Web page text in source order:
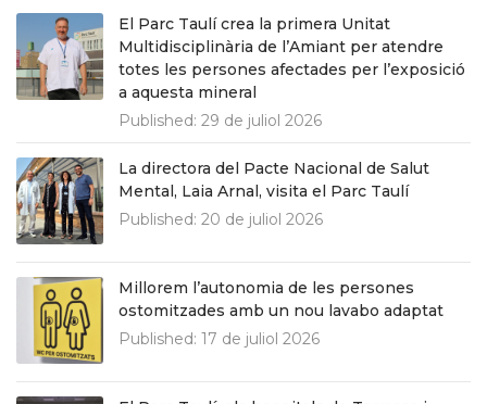
El Parc Taulí crea la primera Unitat
Multidisciplinària de l’Amiant per atendre
totes les persones afectades per l’exposició
a aquesta mineral
Published: 29 de juliol 2026
La directora del Pacte Nacional de Salut
Mental, Laia Arnal, visita el Parc Taulí
Published: 20 de juliol 2026
Millorem l’autonomia de les persones
ostomitzades amb un nou lavabo adaptat
Published: 17 de juliol 2026